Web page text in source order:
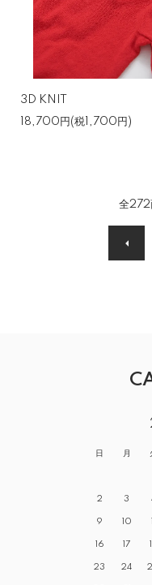
3D KNIT
18,700円(税1,700円)
全272
日 月
2 3
9 10
16 17
23 24